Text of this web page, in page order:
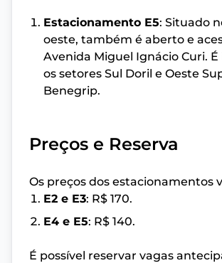
Estacionamento E5: Situado
oeste, também é aberto e
Avenida Miguel Ignácio Curi. É
os setores Sul Doril e Oeste
Benegrip.
Preços e Reserva
Os preços dos estacionamentos
E2 e E3: R$ 170.
E4 e E5: R$ 140.
É possível reservar vagas